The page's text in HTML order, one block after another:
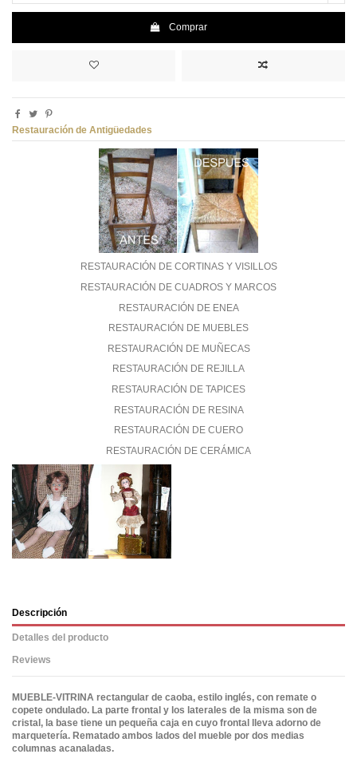
Comprar
Restauración de Antigüedades
RESTAURACIÓN DE CORTINAS Y VISILLOS
RESTAURACIÓN DE CUADROS Y MARCOS
RESTAURACIÓN DE ENEA
RESTAURACIÓN DE MUEBLES
RESTAURACIÓN DE MUÑECAS
RESTAURACIÓN DE REJILLA
RESTAURACIÓN DE TAPICES
RESTAURACIÓN DE RESINA
RESTAURACIÓN DE CUERO
RESTAURACIÓN DE CERÁMICA
Descripción
Detalles del producto
Reviews
MUEBLE-VITRINA rectangular de caoba, estilo inglés, con remate o
copete ondulado. La parte frontal y los laterales de la misma son de
cristal, la base tiene un pequeña caja en cuyo frontal lleva adorno de
marqueterí­a. Rematado ambos lados del mueble por dos medias
columnas acanaladas.